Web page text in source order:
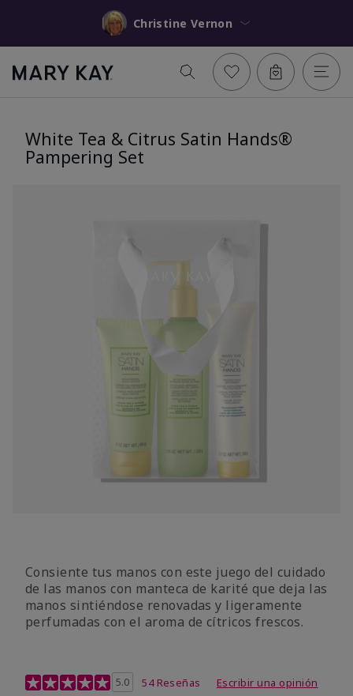
Christine Vernon
White Tea & Citrus Satin Hands®
Pampering Set
Consiente tus manos con este juego del cuidado
de las manos con manteca de karité que deja las
manos sintiéndose renovadas y ligeramente
perfumadas con el aroma de cítricos frescos.
Calificación de clientes de 4,7 de 5
5.0 54 Reseñas Escribir una opinión